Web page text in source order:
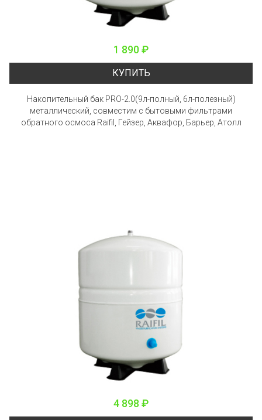
1 890 ₽
КУПИТЬ
Накопительный бак PRO-2.0(9л-полный, 6л-полезный)
металлический, совместим с бытовыми фильтрами
обратного осмоса Raifil, Гейзер, Аквафор, Барьер, Атолл
4 898 ₽